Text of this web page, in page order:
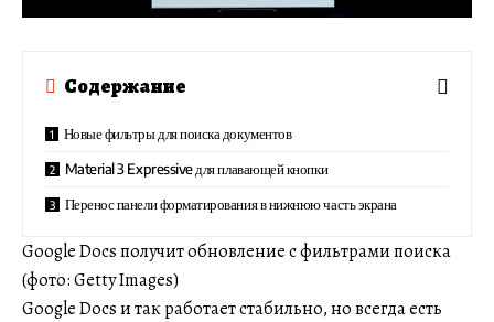
Содержание
Новые фильтры для поиска документов
Material 3 Expressive для плавающей кнопки
Перенос панели форматирования в нижнюю часть экрана
Google Docs получит обновление с фильтрами поиска
(фото: Getty Images)
Google Docs и так работает стабильно, но всегда есть